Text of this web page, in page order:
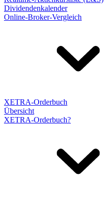
Dividendenkalender
Online-Broker-Vergleich
XETRA-Orderbuch
Übersicht
XETRA-Orderbuch?